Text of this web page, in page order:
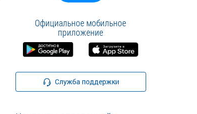
Официальное мобильное
приложение
Служба поддержки